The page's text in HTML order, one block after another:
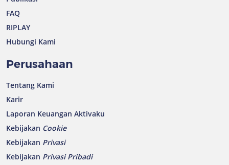
FAQ
RIPLAY
Hubungi Kami
Perusahaan
Tentang Kami
Karir
Laporan Keuangan Aktivaku
Kebijakan Cookie
Kebijakan Privasi
Kebijakan Privasi Pribadi